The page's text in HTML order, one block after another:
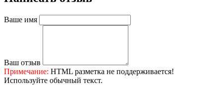
Ваше имя
Ваш отзыв
Примечание: HTML разметка не поддерживается!
Используйте обычный текст.